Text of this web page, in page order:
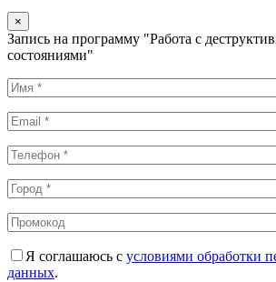
×
Запись на программу "Работа с
состояниями"
Я соглашаюсь с условиями обработки
данных.